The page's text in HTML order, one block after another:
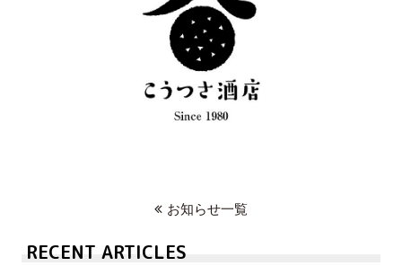
お知らせ一覧
RECENT ARTICLES